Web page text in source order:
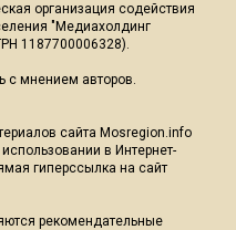
организация содействия
"Медиахолдинг
1187700006328).
с мнением авторов.
сайта Mosregion.info
в Интернет-
гиперссылка на сайт
рекомендательные